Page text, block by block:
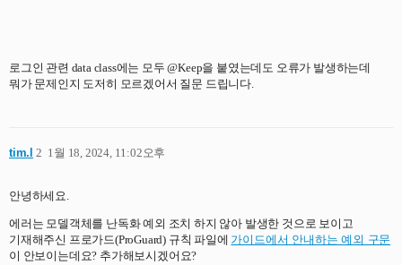
-
# Gson uses generic type information stored in a
# removes such information by default, so
로그인 관련 data class에는 모두 @Keep을 붙였는데도 오류가 발생하는데
뭐가 문제인지 도저히 모르겠어서 질문 드립니다.
tim.l 1월 18, 2024, 11:02오후
2
안녕하세요.
에러는 모델객체를 난독화 예외 조치 하지 않아 발생한 것으로 보이고
기재해주신 프로가드(ProGuard) 규칙 파일에 가이드에서 안내하는 예외 구문
이 안보이는데요? 추가해보시겠어요?